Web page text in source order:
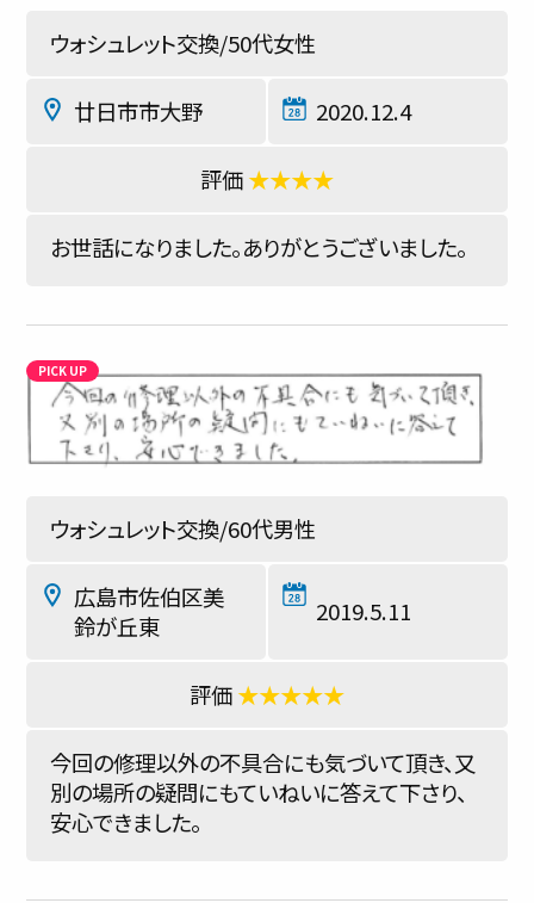
ウォシュレット交換/50代女性
廿日市市大野 2020.12.4
★★★★
お世話になりました。ありがとうございました。
ウォシュレット交換/60代男性
広島市佐伯区美
鈴が丘東
2019.5.11
★★★★★
今回の修理以外の不具合にも気づいて頂き、又
別の場所の疑問にもていねいに答えて下さり、
安心できました。